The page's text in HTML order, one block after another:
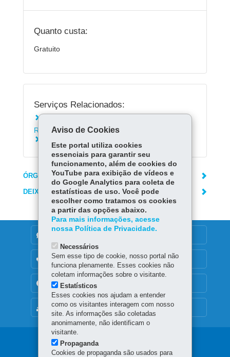
Quanto custa:
Gratuito
Serviços Relacionados:
Rendimentos da Paranaprevidência
Consultar dossiê histórico-funcional
ÓRGÃO RESPONSÁVEL
DEIXE SUA OPINIÃO
MAPA DO SITE
OUVIDORIA
TRANSPARÊNCIA INSTITUCIONAL
Navegação
Aviso de Cookies
Este portal utiliza cookies
essenciais para garantir seu
funcionamento, além de cookies do
YouTube para exibição de vídeos e
do Google Analytics para coleta de
estatísticas de uso. Você pode
escolher como tratamos os cookies
a partir das opções abaixo.
Para mais informações, acesse
nossa Política de Privacidade.
Necessários
Sem esse tipo de cookie, nosso portal não
funciona plenamente. Esses cookies não
coletam informações sobre o visitante.
Estatísticos
Esses cookies nos ajudam a entender
como os visitantes interagem com nosso
site. As informações são coletadas
anonimamente, não identificam o
visitante.
Propaganda
Cookies de propaganda são usados para